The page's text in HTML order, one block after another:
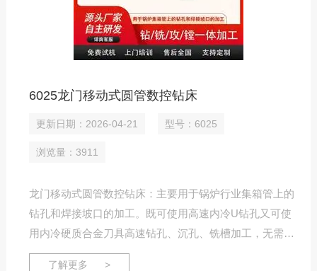
6025龙门移动式圆管数控钻床
更新日期：2026-04-21 型号：6025
浏览量：3911
龙门移动式圆管数控钻床：主要用于锅炉行业集箱管上的
钻孔和焊接坡口的加工。既可使用高速内冷U钻孔又可使
用内冷硬质合金刀具高速钻孔、沉孔、铣槽加工，无需人
工划线，大大提高了孔的位置精度和钻削效率，实现钻孔
了解更多 >